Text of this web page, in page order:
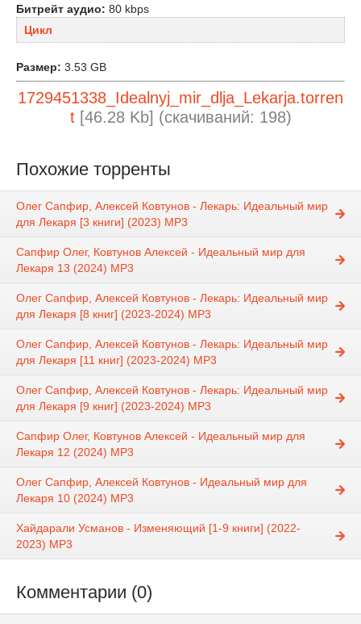
Битрейт аудио: 80 kbps
Цикл
Размер: 3.53 GB
1729451338_Idealnyj_mir_dlja_Lekarja.torren
t[46.28 Kb] (cкачиваний: 198)
Похожие торренты
Олег Сапфир, Алексей Ковтунов - Лекарь: Идеальный мир
для Лекаря [3 книги] (2023) МР3
Сапфир Олег, Ковтунов Алексей - Идеальный мир для
Лекаря 13 (2024) MP3
Олег Сапфир, Алексей Ковтунов - Лекарь: Идеальный мир
для Лекаря [8 книг] (2023-2024) МР3
Олег Сапфир, Алексей Ковтунов - Лекарь: Идеальный мир
для Лекаря [11 книг] (2023-2024) МР3
Олег Сапфир, Алексей Ковтунов - Лекарь: Идеальный мир
для Лекаря [9 книг] (2023-2024) МР3
Сапфир Олег, Ковтунов Алексей - Идеальный мир для
Лекаря 12 (2024) MP3
Олег Сапфир, Алексей Ковтунов - Идеальный мир для
Лекаря 10 (2024) MP3
Хайдарали Усманов - Изменяющий [1-9 книги] (2022-
2023) МР3
Комментарии (0)